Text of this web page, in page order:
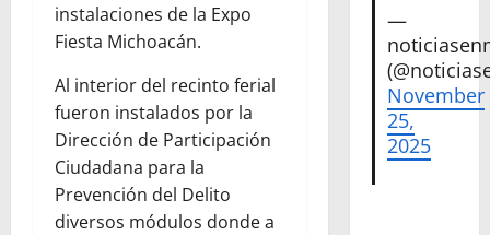
instalaciones de la Expo
Fiesta Michoacán.
Al interior del recinto ferial
fueron instalados por la
Dirección de Participación
Ciudadana para la
Prevención del Delito
diversos módulos donde a
—
November
25,
2025